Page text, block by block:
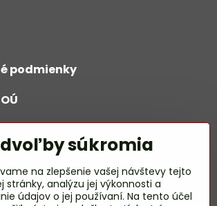
podmienky
späť
súkromia
na zlepšenie vašej návštevy tejto
stránky, analýzu jej výkonnosti a
údajov o jej používaní. Na tento účel